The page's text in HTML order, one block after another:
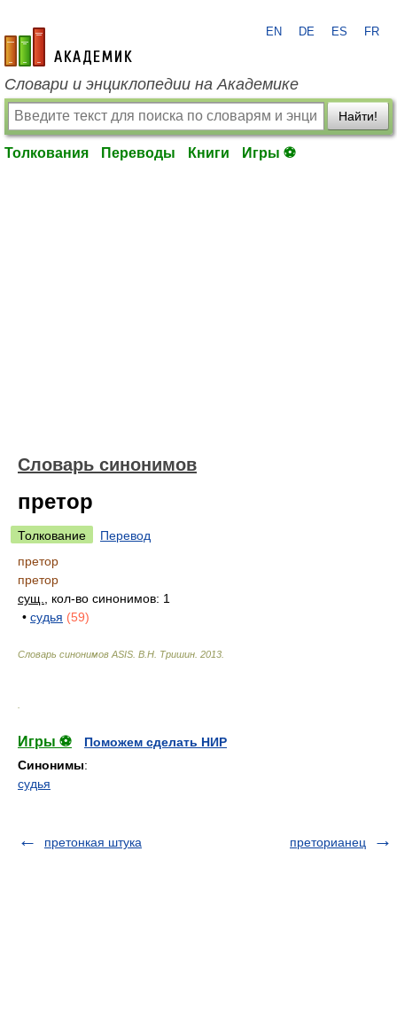
academic.ru
EN DE ES FR
Словари и энциклопедии на Академике
Найти!
Толкования Переводы Книги Игры ⚽
Словарь синонимов
претор
Толкование
Перевод
претор
претор
сущ.
, кол-во синонимов: 1
• судья (59)
Словарь синонимов ASIS. В.Н. Тришин 2013
Игры ⚽
Поможем сделать НИР
Синонимы:
судья
претонкая штука преторианец